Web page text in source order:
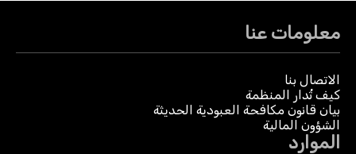
معلومات عنا
الاتصال بنا
كيف تُدار المنظمة
بيان قانون مكافحة العبودية الحديثة
الشؤون المالية
الموارد